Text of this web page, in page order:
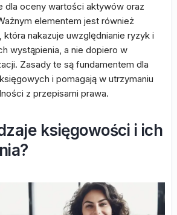
dla oceny wartości aktywów oraz
elementem jest również
nakazuje uwzględnianie ryzyk i
wystąpienia, a nie dopiero w
Zasady te są fundamentem dla
i pomagają w utrzymaniu
z przepisami prawa.
księgowości i ich